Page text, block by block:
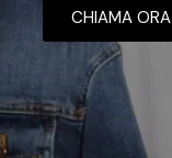
CHIAMA ORA